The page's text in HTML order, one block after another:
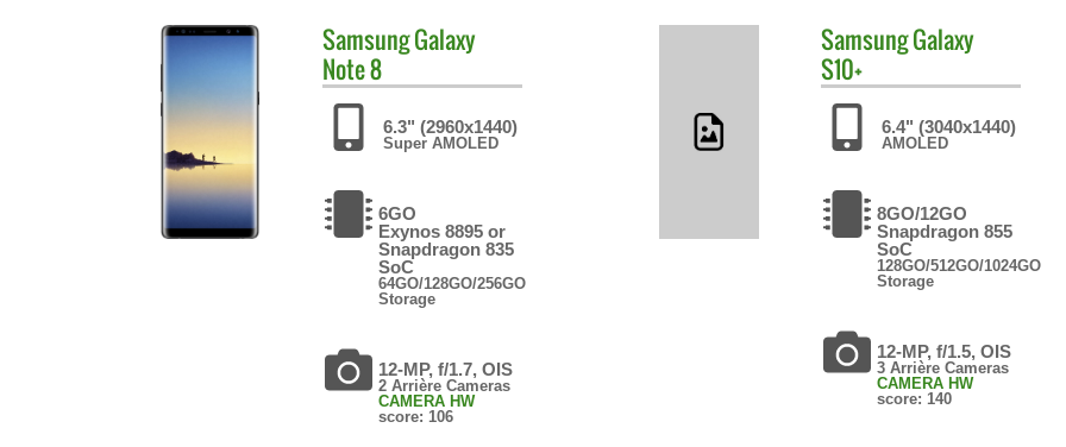
SamsungGalaxy
Note 8
6.3" (2960x1440)
Super AMOLED
6GO
Exynos 8895 or
Snapdragon 835
SoC
64GO/128GO/256GO
Storage
12-MP, f/1.7, OIS
2 Arrière Cameras
CAMERA HW
score: 106
SamsungGalaxy
S10+
6.4" (3040x1440)
AMOLED
8GO/12GO
Snapdragon 855
SoC
128GO/512GO/1024GO
Storage
12-MP, f/1.5, OIS
3 Arrière Cameras
CAMERA HW
score: 140